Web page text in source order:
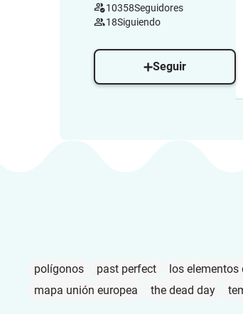
10358Seguidores
18Siguiendo
Seguir
polígonos past perfect los
mapa unión europea
the dead day